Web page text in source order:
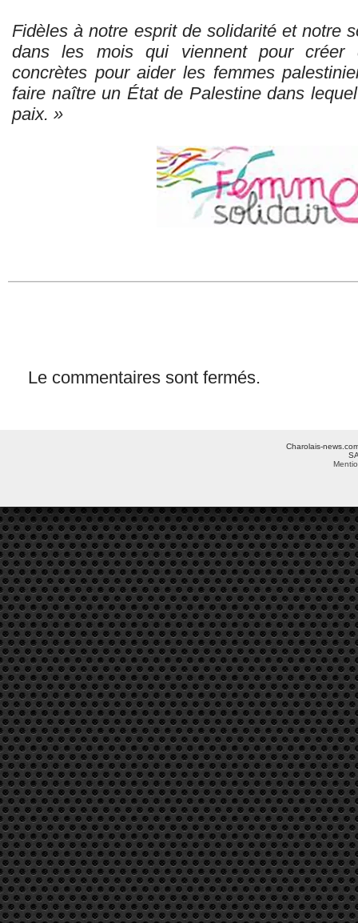
Fidèles à notre esprit de solidarité et notre
dans les mois qui viennent pour créer
concrètes pour aider les femmes
faire naître un État de Palestine dans
paix. »
Le commentaires sont fermés.
Charolais-